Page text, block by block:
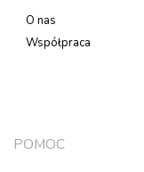
O nas
Współpraca
POMOC